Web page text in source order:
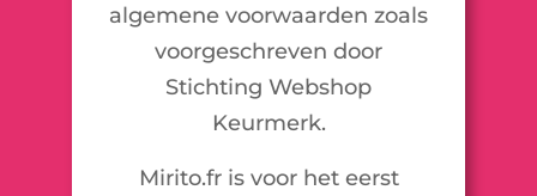
algemene voorwaarden zoals
voorgeschreven door
Stichting Webshop
Keurmerk.
Mirito.fr is voor het eerst